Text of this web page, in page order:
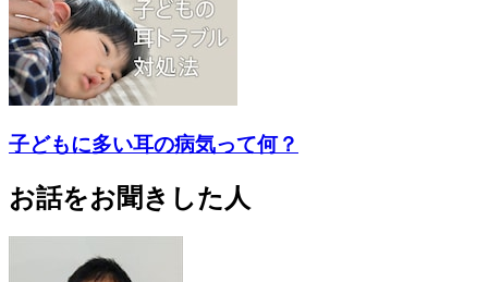
子どもに多い耳の病気って何？
お話をお聞きした人